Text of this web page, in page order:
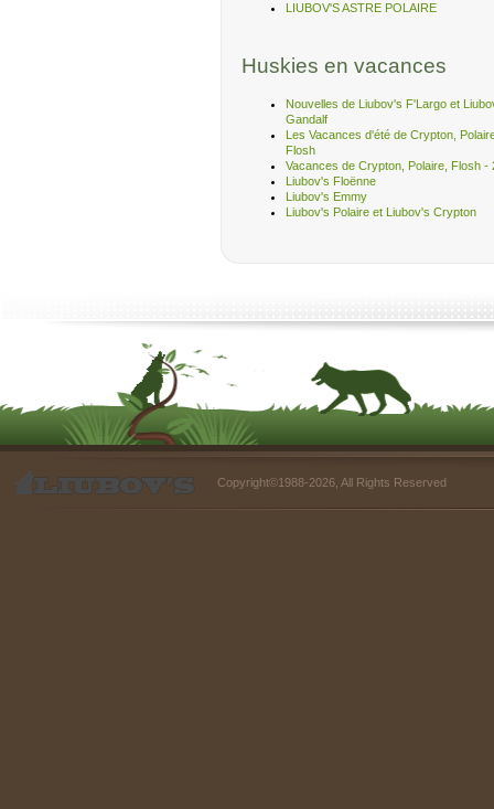
LIUBOV'S ASTRE POLAIRE
Huskies en vacances
Nouvelles de Liubov's F'Largo et
Gandalf
Les Vacances d'été de Crypton,
Flosh
Vacances de Crypton, Polaire, Flosh -
Liubov's Floënne
Liubov's Emmy
Liubov's Polaire et Liubov's Crypton
Copyright©1988-2026, All Rights Reserved